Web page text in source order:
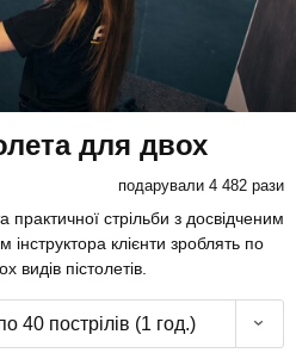
для двох
подарували 4 482 рази
практичної стрільби з досвідченим
клієнти зроблять по
видів пістолетів.
40 пострілів (1 год.)